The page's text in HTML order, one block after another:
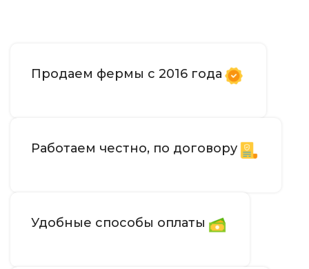
Продаем фермы с 2016 года
Работаем честно, по договору
Удобные способы оплаты